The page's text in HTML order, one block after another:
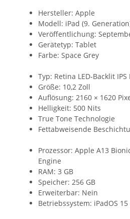
Hersteller: Apple
Modell: iPad (9.
Veröffentlichung:
Gerätetyp: Tablet
Farbe: Space Grey
Typ: Retina LED-Backlit
Größe: 10,2 Zoll
Auflösung: 2160 × 1620
Helligkeit: 500 Nits
True Tone Technologie
Fettabweisende
Prozessor: Apple A13
Engine
RAM: 3 GB
Speicher: 256 GB
Erweiterbar: Nein
Betriebssystem: iPadOS